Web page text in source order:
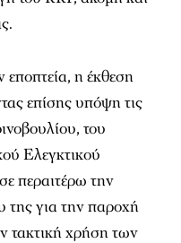
η έκθεση
επίσης υπόψη τις
του
Ελεγκτικού
περαιτέρω την
της για την παροχή
τακτική χρήση των